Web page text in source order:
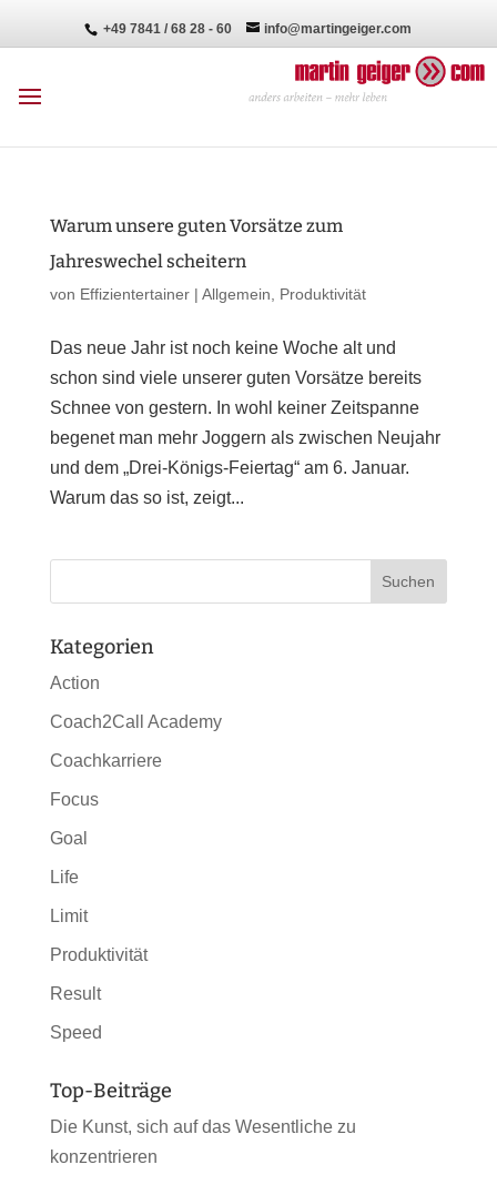
+49 7841 / 68 28 - 60 info@martingeiger.com
Warum unsere guten Vorsätze zum
Jahreswechel scheitern
von Effizientertainer| Allgemein Produktivität
Das neue Jahr ist noch keine Woche alt und
schon sind viele unserer guten Vorsätze bereits
Schnee von gestern. In wohl keiner Zeitspanne
begenet man mehr Joggern als zwischen Neujahr
und dem „Drei-Königs-Feiertag“ am 6. Januar.
Warum das so ist, zeigt...
Kategorien
Action
Coach2Call Academy
Coachkarriere
Focus
Goal
Life
Limit
Produktivität
Result
Speed
Top-Beiträge
Die Kunst, sich auf das Wesentliche zu
konzentrieren